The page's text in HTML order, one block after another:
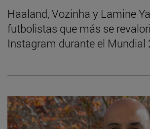
Haaland, Vozinha y Lamine
futbolistas que más se
Instagram durante el Mundial